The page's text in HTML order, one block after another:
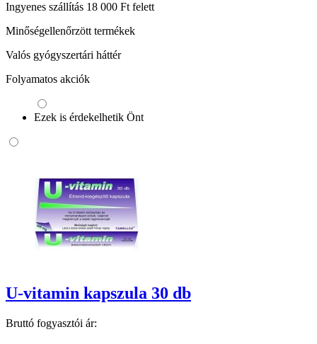
Ingyenes szállítás 18 000 Ft felett
Minőségellenőrzött termékek
Valós gyógyszertári háttér
Folyamatos akciók
Ezek is érdekelhetik Önt
U-vitamin kapszula 30 db
Bruttó fogyasztói ár: